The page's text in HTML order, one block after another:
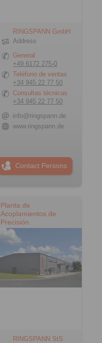
RINGSPANN GmbH
Address
General
+49 6172 275-0
Teléfono de ventas
+34 945 22 77 50
Consultas técnicas
+34 945 22 77 50
info@ringspann.de
www.ringspann.de
Contact Persons
Planta de
Acoplamientos de
Precisión
RINGSPANN StS